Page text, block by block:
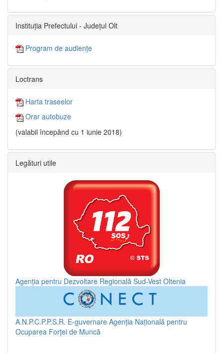
Instituția Prefectului - Județul Olt
Program de audiențe
Loctrans
Harta traseelor
Orar autobuze
(valabil începând cu 1 iunie 2018)
Legături utile
Agenția pentru Dezvoltare Regională Sud-Vest Oltenia
A.N.P.C.P.P.S.R. E-guvernare Agenția Națională pentru
Ocuparea Forței de Muncă